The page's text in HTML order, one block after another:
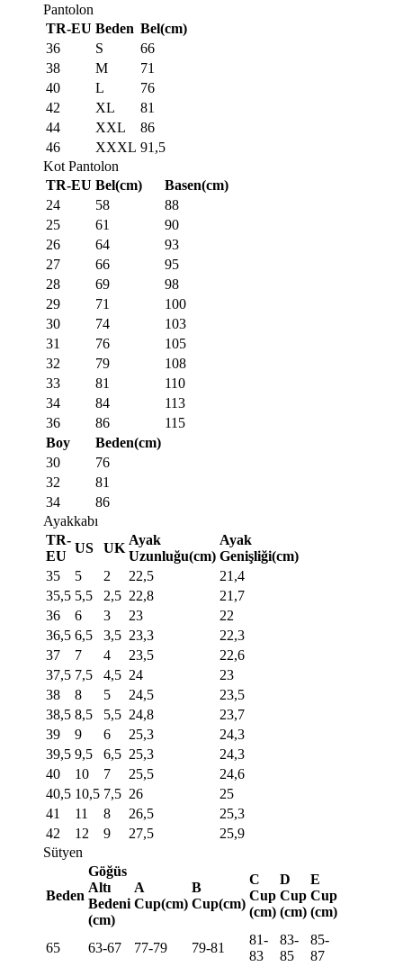
Pantolon
TR-EU Beden Bel(cm)
36
S
66
38
M
71
40
L
76
42
XL
81
44
XXL
86
46
XXXL 91,5
Kot Pantolon
TR-EU Bel(cm)
Basen(cm)
24
58
88
25
61
90
26
64
93
27
66
95
28
69
98
29
71
100
30
74
103
31
76
105
32
79
108
33
81
110
34
84
113
36
86
115
Boy
Beden(cm)
30
76
32
81
34
86
Ayakkabı
TR-
EU
US UK
Ayak
Uzunluğu(cm)
Ayak
Genişliği(cm)
35
5 2 22,5
21,4
35,5 5,5 2,5 22,8
21,7
36
6 3 23
22
36,5 6,5 3,5 23,3
22,3
37
7 4 23,5
22,6
37,5 7,5 4,5 24
23
38
8 5 24,5
23,5
38,5 8,5 5,5 24,8
23,7
39
9 6 25,3
24,3
39,5 9,5 6,5 25,3
24,3
40
10 7 25,5
24,6
40,5 10,5 7,5 26
25
41
11 8 26,5
25,3
42
12 9 27,5
25,9
Sütyen
Beden
Göğüs
Altı
Bedeni
(cm)
A
Cup(cm)
B
Cup(cm)
C
Cup
(cm)
D
Cup
(cm)
E
Cup
(cm)
65 63-67 77-79 79-81
81-
83
83-
85
85-
87